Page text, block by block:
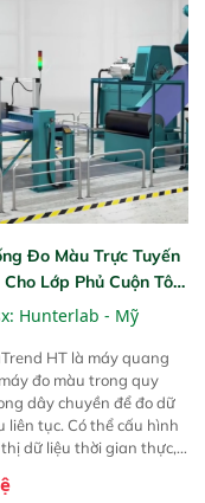
Đo Màu Trực Tuyến
Lớp Phủ Cuộn Tôn
SpectraTrend
Hunterlab - Mỹ
HT là máy quang
đo màu trong quy
dây chuyền để đo dữ
liên tục. Có thể cấu hình
dữ liệu thời gian thực,
sản xuất của bạn để